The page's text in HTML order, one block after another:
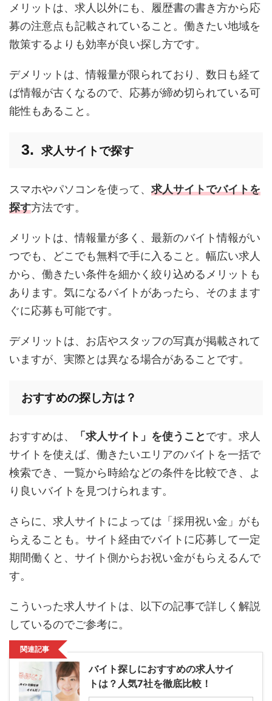
メリットは、求人以外にも、履歴書の書き方から応
募の注意点も記載されていること。働きたい地域を
散策するよりも効率が良い探し方です。
デメリットは、情報量が限られており、数日も経て
ば情報が古くなるので、応募が締め切られている可
能性もあること。
求人サイトで探す
スマホやパソコンを使って、 求人サイトでバイトを
探す方法です。
メリットは、情報量が多く、最新のバイト情報がい
つでも、どこでも無料で手に入ること。幅広い求人
から、働きたい条件を細かく絞り込めるメリットも
あります。気になるバイトがあったら、そのまます
ぐに応募も可能です。
デメリットは、お店やスタッフの写真が掲載されて
いますが、実際とは異なる場合があることです。
おすすめの探し方は？
おすすめは、 「求人サイト」を使うことです。求人
サイトを使えば、働きたいエリアのバイトを一括で
検索でき、一覧から時給などの条件を比較でき、よ
り良いバイトを見つけられます。
さらに、求人サイトによっては「採用祝い金」がも
らえることも。サイト経由でバイトに応募して一定
期間働くと、サイト側からお祝い金がもらえるんで
す。
こういった求人サイトは、以下の記事で詳しく解説
しているのでご参考に。
関連記事
バイト探しにおすすめの求人サイ
トは？人気7社を徹底比較！